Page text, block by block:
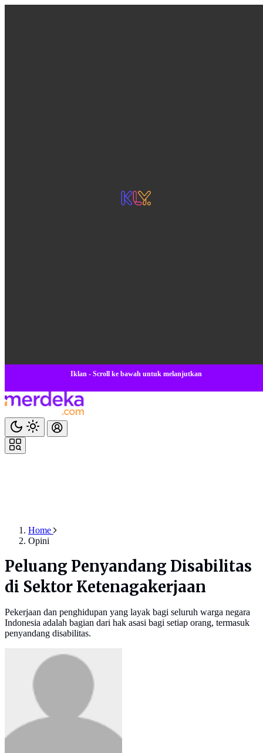
Iklan - Scroll ke bawah untuk melanjutkan
Home
Opini
Peluang Penyandang Disabilitas
di Sektor Ketenagakerjaan
Pekerjaan dan penghidupan yang layak bagi seluruh warga negara
Indonesia adalah bagian dari hak asasi bagi setiap orang, termasuk
penyandang disabilitas.